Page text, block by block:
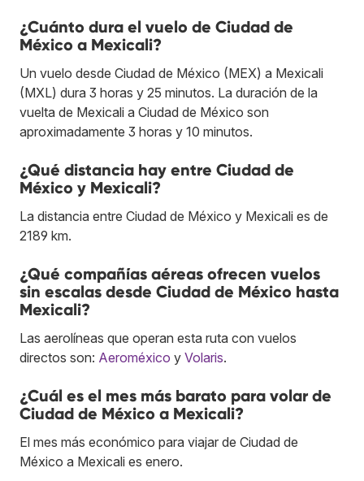
¿Cuánto dura el vuelo de Ciudad de
México a Mexicali?
Un vuelo desde Ciudad de México (MEX) a Mexicali
(MXL) dura 3 horas y 25 minutos. La duración de la
vuelta de Mexicali a Ciudad de México son
aproximadamente 3 horas y 10 minutos.
¿Qué distancia hay entre Ciudad de
México y Mexicali?
La distancia entre Ciudad de México y Mexicali es de
2189 km.
¿Qué compañías aéreas ofrecen vuelos
sin escalas desde Ciudad de México hasta
Mexicali?
Las aerolíneas que operan esta ruta con vuelos
directos son: Aeroméxico y Volaris.
¿Cuál es el mes más barato para volar de
Ciudad de México a Mexicali?
El mes más económico para viajar de Ciudad de
México a Mexicali es enero.